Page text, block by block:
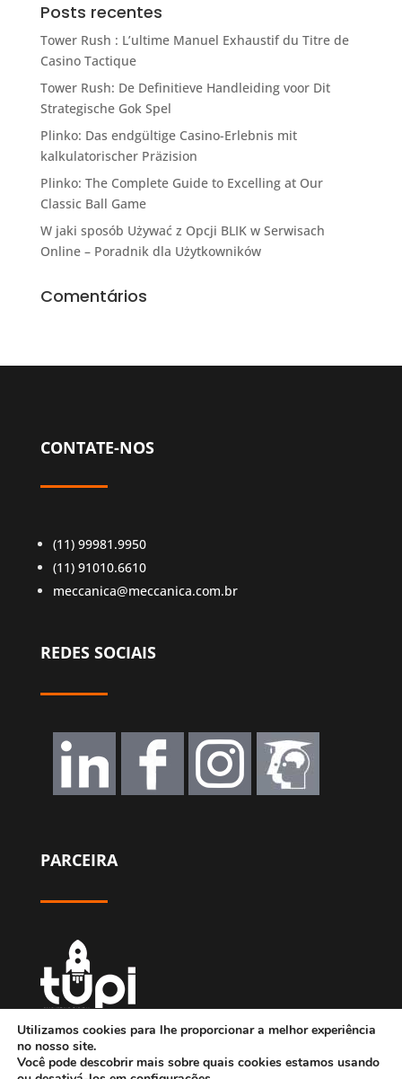
Posts recentes
Tower Rush : L’ultime Manuel Exhaustif du Titre de
Casino Tactique
Tower Rush: De Definitieve Handleiding voor Dit
Strategische Gok Spel
Plinko: Das endgültige Casino-Erlebnis mit
kalkulatorischer Präzision
Plinko: The Complete Guide to Excelling at Our
Classic Ball Game
W jaki sposób Używać z Opcji BLIK w Serwisach
Online – Poradnik dla Użytkowników
Comentários
CONTATE-NOS
(11) 99981.9950
(11) 91010.6610
meccanica@meccanica.com.br
REDES SOCIAIS
PARCEIRA
Utilizamos cookies para lhe proporcionar a melhor experiência
no nosso site.
Você pode descobrir mais sobre quais cookies estamos usando